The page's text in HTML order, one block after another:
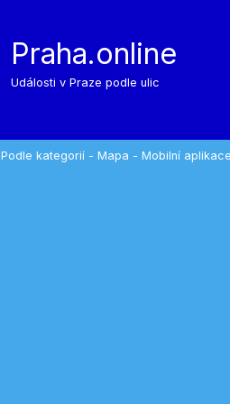
Praha.online
Události v Praze podle ulic
Podle kategorií - Mapa - Mobilní